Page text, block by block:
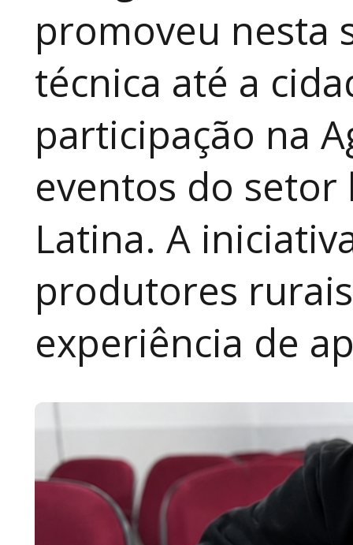
promoveu nesta
técnica até a
participação na
eventos do
Latina. A
produtores
experiência de